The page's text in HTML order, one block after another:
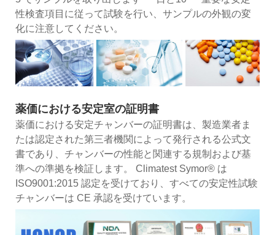
性検査項目に従って試験を行い、サンプルの外観の変
化に注意してください。
薬価における安定室の証明書
薬価における安定チャンバーの証明書は、製造業者ま
たは認定された第三者機関によって発行される公式文
書であり、チャンバーの性能と関連する規制および基
準への準拠を検証します。 Climatest Symor® は
ISO9001:2015 認定を受けており、すべての安定性試験
チャンバーは CE 承認を受けています。